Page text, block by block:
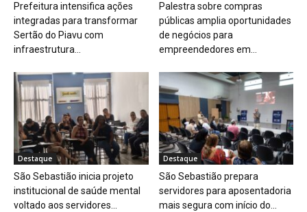
Prefeitura intensifica ações
integradas para transformar
Sertão do Piavu com
infraestrutura...
Palestra sobre compras
públicas amplia oportunidades
de negócios para
empreendedores em...
Destaque
São Sebastião inicia projeto
institucional de saúde mental
voltado aos servidores...
Destaque
São Sebastião prepara
servidores para aposentadoria
mais segura com início do...